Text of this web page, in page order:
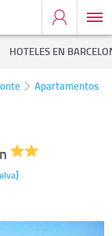
HOTELES EN
Apartamentos
)